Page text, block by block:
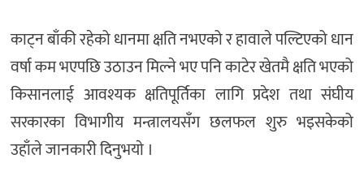
काट्न बाँकी रहेको धानमा क्षति नभएको र हावाले पल्टिएको धान
वर्षा कम भएपछि उठाउन मिल्ने भए पनि काटेर खेतमै क्षति भएको
किसानलाई आवश्यक क्षतिपूर्तिका लागि प्रदेश तथा संघीय
सरकारका विभागीय मन्त्रालयसँग छलफल शुरु भइसकेको
उहाँले जानकारी दिनुभयाे ।